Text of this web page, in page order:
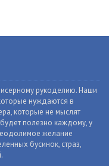
рукоделию. Наши
нуждаются в
которые не мыслят
полезно каждому, у
желание
бусинок, страз,